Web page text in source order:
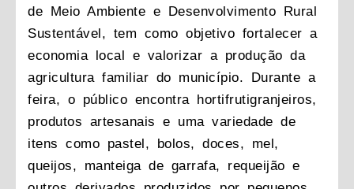
de Meio Ambiente e Desenvolvimento Rural
Sustentável, tem como objetivo fortalecer a
economia local e valorizar a produção da
agricultura familiar do município. Durante a
feira, o público encontra hortifrutigranjeiros,
produtos artesanais e uma variedade de
itens como pastel, bolos, doces, mel,
queijos, manteiga de garrafa, requeijão e